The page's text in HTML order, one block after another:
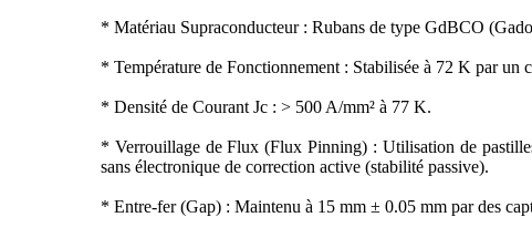
* Matériau Supraconducteur : Rubans de type GdBCO
* Température de Fonctionnement : Stabilisée à 72 K par un
* Densité de Courant Jc : > 500 A/mm² à 77 K.
* Verrouillage de Flux (Flux Pinning) : Utilisation de
sans électronique de correction active (stabilité passive).
* Entre-fer (Gap) : Maintenu à 15 mm ± 0.05 mm par des